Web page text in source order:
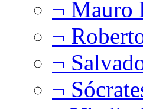
¬ Mauro
¬
¬
¬